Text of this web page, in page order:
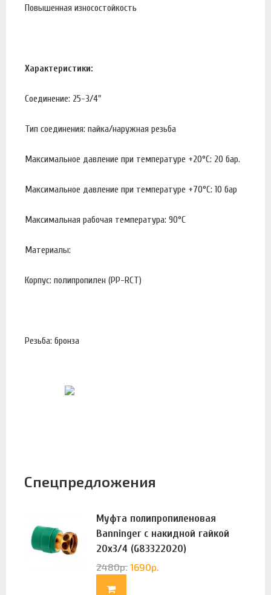
Повышенная износостойкость
Характеристики:
Соединение: 25-3/4"
Тип соединения: пайка/наружная резьба
Максимальное давление при температуре +20°С: 20 бар.
Максимальное давление при температуре +70°С: 10 бар
Максимальная рабочая температура: 90°С
Материалы:
Корпус: полипропилен (PP-RCT)
Резьба: бронза
Спецпредложения
Муфта полипропиленовая
Banninger с накидной гайкой
20х3/4 (G83322020)
2480р. 1690р.